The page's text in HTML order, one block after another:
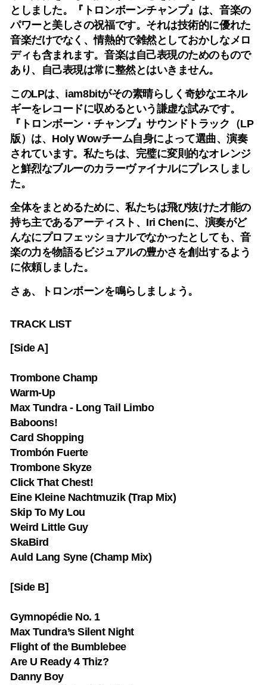
としました。『トロンボーンチャンプ』は、音楽の
パワーと美しさの祝福です。それは技術的に優れた
音楽だけでなく、情熱的で雑然としておかしなメロ
ディも含まれます。音楽は自己表現のためのもので
あり、自己表現は常に整然とはいきません。
このLPは、iam8bitがその素晴らしく奇妙なエネル
ギーをレコードに収めるという謙虚な試みです。
『トロンボーン・チャンプ』サウンドトラック（LP
版）は、Holy Wowチーム自身によって選曲、演奏
されています。私たちは、完璧に変則的なオレンジ
と鮮烈なブルーのカラーヴァイナルにプレスしまし
た。
全体をまとめるために、私たちは飛び抜けた才能の
持ち主であるアーティスト、Iri Chenに、演奏がど
んなにプロフェッショナルでなかったとしても、音
楽の力を物語るビジュアルの豊かさを創出するよう
に依頼しました。
さぁ、トロンボーンを鳴らしましょう。
TRACK LIST
[Side A]
Trombone Champ
Warm-Up
Max Tundra - Long Tail Limbo
Baboons!
Card Shopping
Trombón Fuerte
Trombone Skyze
Click That Chest!
Eine Kleine Nachtmuzik (Trap Mix)
Skip To My Lou
Weird Little Guy
SkaBird
Auld Lang Syne (Champ Mix)
[Side B]
Gymnopédie No. 1
Max Tundra’s Silent Night
Flight of the Bumblebee
Are U Ready 4 Thiz?
Danny Boy